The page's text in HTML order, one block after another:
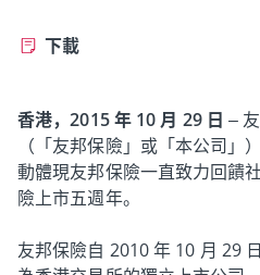
下載
香港，2015 年 10 月 29 日 –
（「友邦保險」或「本公司」
動體現友邦保險一直致力回饋
險上市五週年。
友邦保險自 2010 年 10 月 29